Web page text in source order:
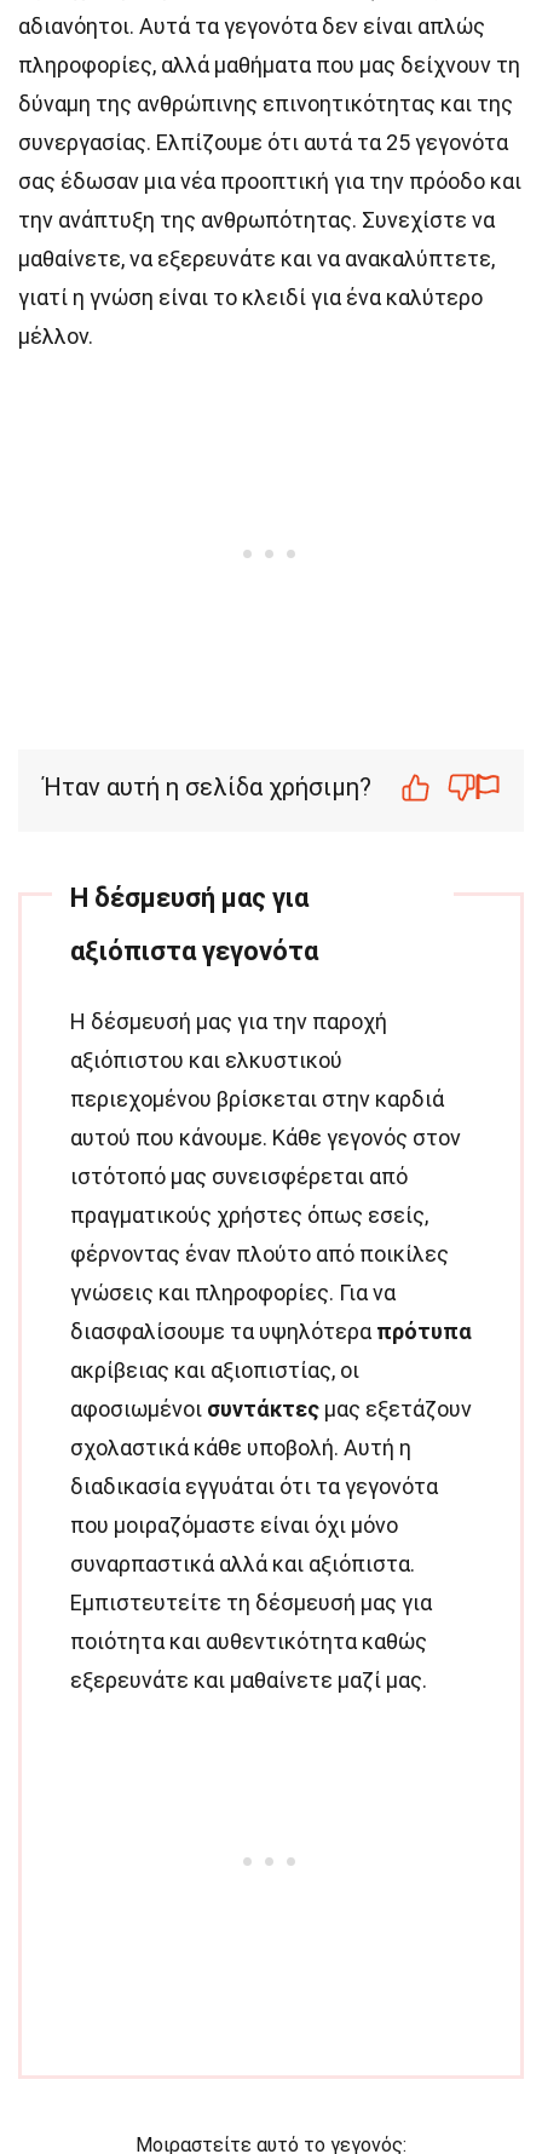
αδιανόητοι. Αυτά τα γεγονότα δεν είναι απλώς
πληροφορίες, αλλά μαθήματα που μας δείχνουν τη
δύναμη της ανθρώπινης επινοητικότητας και της
συνεργασίας. Ελπίζουμε ότι αυτά τα 25 γεγονότα
σας έδωσαν μια νέα προοπτική για την πρόοδο και
την ανάπτυξη της ανθρωπότητας. Συνεχίστε να
μαθαίνετε, να εξερευνάτε και να ανακαλύπτετε,
γιατί η γνώση είναι το κλειδί για ένα καλύτερο
μέλλον.
Ήταν αυτή η σελίδα χρήσιμη?
Η δέσμευσή μας για
αξιόπιστα γεγονότα
Η δέσμευσή μας για την παροχή
αξιόπιστου και ελκυστικού
περιεχομένου βρίσκεται στην καρδιά
αυτού που κάνουμε. Κάθε γεγονός στον
ιστότοπό μας συνεισφέρεται από
πραγματικούς χρήστες όπως εσείς,
φέρνοντας έναν πλούτο από ποικίλες
γνώσεις και πληροφορίες. Για να
διασφαλίσουμε τα υψηλότερα πρότυπα
ακρίβειας και αξιοπιστίας, οι
αφοσιωμένοι συντάκτες μας εξετάζουν
σχολαστικά κάθε υποβολή. Αυτή η
διαδικασία εγγυάται ότι τα γεγονότα
που μοιραζόμαστε είναι όχι μόνο
συναρπαστικά αλλά και αξιόπιστα.
Εμπιστευτείτε τη δέσμευσή μας για
ποιότητα και αυθεντικότητα καθώς
εξερευνάτε και μαθαίνετε μαζί μας.
Μοιραστείτε αυτό το γεγονός: